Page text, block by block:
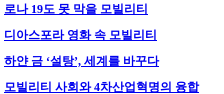
로나 19도 못 막을 모빌리티
디아스포라 영화 속 모빌리티
하얀 금 ‘설탕’, 세계를 바꾸다
모빌리티 사회와 4차산업혁명의 융합